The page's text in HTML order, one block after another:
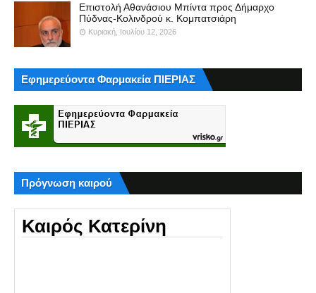
Επιστολή Αθανάσιου Μπίντα προς Δήμαρχο
Πύδνας-Κολινδρού κ. Κομπατσιάρη
Κυριακή, Ιουλίου 12, 2026
Εφημερεύοντα Φαρμακεία ΠΙΕΡΙΑΣ
Πρόγνωση καιρού
Καιρός Κατερίνη